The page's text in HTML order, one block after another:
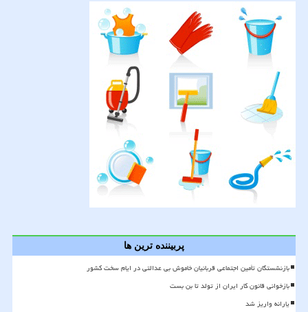
پربیننده ترین ها
بازنشستگان تأمین اجتماعی قربانیان خاموش بی عدالتی در ایام سخت کشور
بازخوانی قانون کار ایران از تولد تا بن بست
یارانه واریز شد